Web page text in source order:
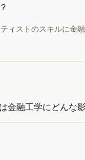
ィストのスキルに金
金融工学にどんな